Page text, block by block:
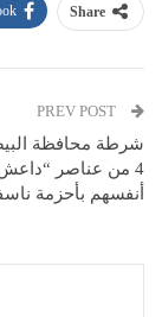
Share
شرطة محافظة
4 من عناصر
أنفسهم بأحزمة